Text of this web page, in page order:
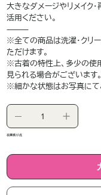
大きなダメージやリメイク
活用ください。
⸻
※全ての商品は洗濯・クリ
ただけます。
※古着の特性上、多少の使
見られる場合がございます
※細かな状態はお写真にて
在庫残り1点